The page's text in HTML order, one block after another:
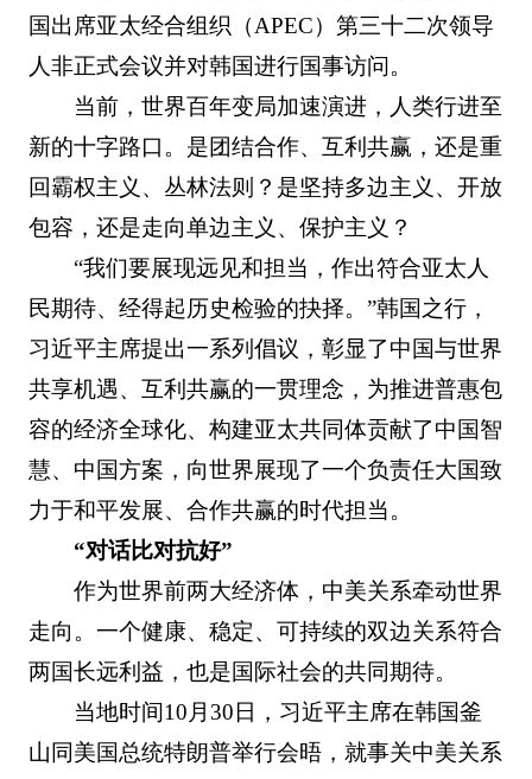
国出席亚太经合组织（APEC）第三十二次领导
人非正式会议并对韩国进行国事访问。
当前，世界百年变局加速演进，人类行进至
新的十字路口。是团结合作、互利共赢，还是重
回霸权主义、丛林法则？是坚持多边主义、开放
包容，还是走向单边主义、保护主义？
“我们要展现远见和担当，作出符合亚太人
民期待、经得起历史检验的抉择。”韩国之行，
习近平主席提出一系列倡议，彰显了中国与世界
共享机遇、互利共赢的一贯理念，为推进普惠包
容的经济全球化、构建亚太共同体贡献了中国智
慧、中国方案，向世界展现了一个负责任大国致
力于和平发展、合作共赢的时代担当。
“对话比对抗好”
作为世界前两大经济体，中美关系牵动世界
走向。一个健康、稳定、可持续的双边关系符合
两国长远利益，也是国际社会的共同期待。
当地时间10月30日，习近平主席在韩国釜
山同美国总统特朗普举行会晤，就事关中美关系